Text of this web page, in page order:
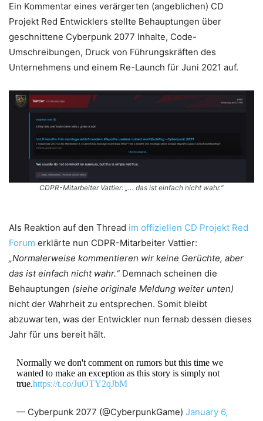
Ein Kommentar eines verärgerten (angeblichen) CD
Projekt Red Entwicklers stellte Behauptungen über
geschnittene Cyberpunk 2077 Inhalte, Code-
Umschreibungen, Druck von Führungskräften des
Unternehmens und einem Re-Launch für Juni 2021 auf.
CDPR-Mitarbeiter Vattier: „… das ist einfach nicht wahr.“
Als Reaktion auf den Thread im offiziellen CD Projekt Red
Forum erklärte nun CDPR-Mitarbeiter Vattier:
„Normalerweise kommentieren wir keine Gerüchte, aber
das ist einfach nicht wahr.“Demnach scheinen die
Behauptungen (siehe originale Meldung weiter unten)
nicht der Wahrheit zu entsprechen. Somit bleibt
abzuwarten, was der Entwickler nun fernab dessen dieses
Jahr für uns bereit hält.
Normally we don't comment on rumors but this time we
wanted to make an exception as this story is simply not
true.https://t.co/JuOTY2qJbM
— Cyberpunk 2077 (@CyberpunkGame) January 6,